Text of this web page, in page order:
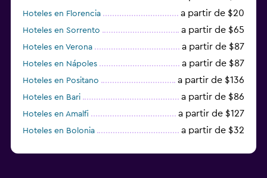
Hoteles en Florencia a partir de $20
Hoteles en Sorrento a partir de $65
Hoteles en Verona a partir de $87
Hoteles en Nápoles a partir de $87
Hoteles en Positano a partir de $136
Hoteles en Bari a partir de $86
Hoteles en Amalfi a partir de $127
Hoteles en Bolonia a partir de $32